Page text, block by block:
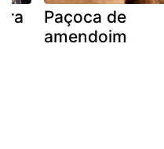
Paçoca de
amendoim